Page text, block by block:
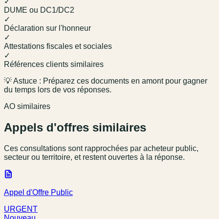
DUME ou DC1/DC2
✓
Déclaration sur l'honneur
✓
Attestations fiscales et sociales
✓
Références clients similaires
💡 Astuce : Préparez ces documents en amont pour gagner
du temps lors de vos réponses.
AO similaires
Appels d'offres similaires
Ces consultations sont rapprochées par acheteur public,
secteur ou territoire, et restent ouvertes à la réponse.
Appel d'Offre Public
URGENT